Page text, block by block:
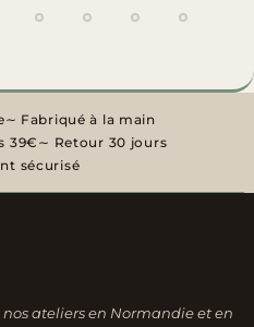
Fabriqué à la main
39€
Retour 30 jours
sécurisé
nos ateliers en Normandie et en